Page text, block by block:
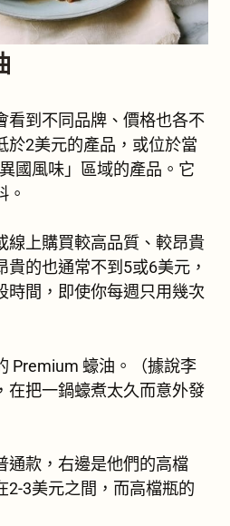
看到不同品牌、價格也各不
於2美元的產品，或位於當
國風味」區域的產品。它
。
線上購買較高品質、較昂貴
的也通常不到5或6美元，
時間，即使你每週只用幾次
Premium 蠔油。（據說李
在把一鍋蠔煮太久而意外發
通款，右邊是他們的高檔
2-3美元之間，而高檔瓶的